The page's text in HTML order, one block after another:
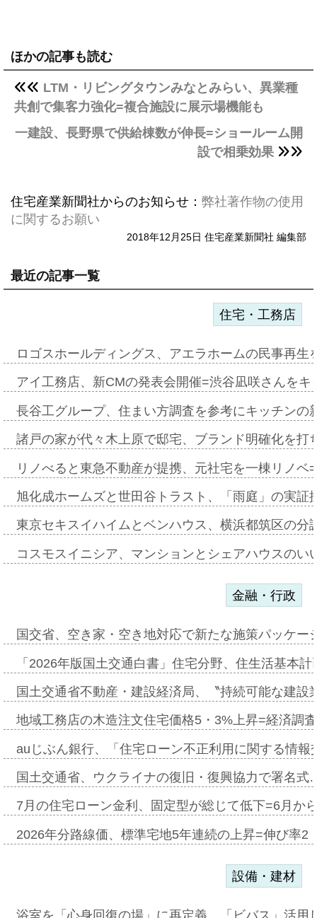
ほかの記事も読む
LTM・リビングタウンみなとみらい、異業種
共創で集客力強化=複合施設に展示場機能も
一建設、長野県で供給棟数が伸長=ショールーム開
設で相乗効果
住宅産業新聞社からのお知らせ： 弊社著作物の使用
に関するお願い
2018年12月25日 住宅産業新聞社 編集部
最近の記事一覧
住宅・工務店
ロゴスホールディングス、アエラホームの民事再
アイ工務店、新CMの発表会開催=渋谷凪咲さんを
長谷工グループ、住まい方調査を参考にキッチン
諸戸の家が代々木上原で邸宅、ブランド明確化を
リノべると東急不動産が提携、元社宅を一棟リノ
旭化成ホームズと世田谷トラスト、「雨庭」の実
東京セキスイハイムとベンハウス、横浜都筑区の
コスモスイニシア、マンションとシェアハウスの
金融・行政
国交省、空き家・空き地対応で新たな施策パッケ
「2026年版国土交通白書」住宅分野、住生活基本
国土交通省不動産・建設経済局、〝持続可能な建
地域工務店の木造注文住宅価格5・3%上昇=経済調
auじぶん銀行、「住宅ローン不正利用に関する情
国土交通省、ウクライナの復旧・復興協力で署名
7月の住宅ローン金利、固定型が総じて低下=6月か
2026年分路線価、標準宅地5年連続の上昇=伸び率
設備・建材